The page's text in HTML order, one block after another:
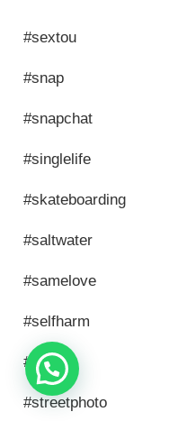
#sextou
#snap
#snapchat
#singlelife
#skateboarding
#saltwater
#samelove
#selfharm
#single
#streetphoto